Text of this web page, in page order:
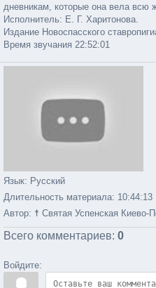
дневникам, которые она вела всю
Исполнитель: Е. Г. Харитонова.
Издание Новоспасского
Время звучания 22:52:01
Язык: Русский
Длительность материала: 10:44:13
Автор: ☨ Святая Успенская Киево-
Всего комментариев: 0
Войдите: